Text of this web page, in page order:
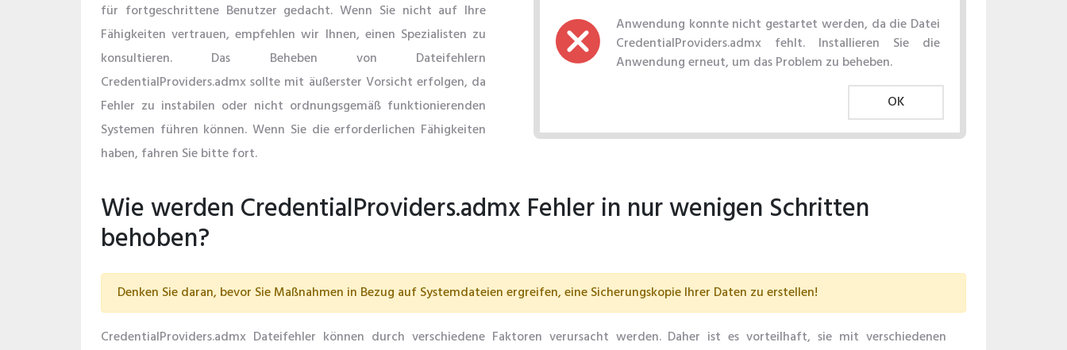
Anwendung konnte nicht gestartet werden, da die Datei
CredentialProviders.admx fehlt. Installieren Sie die
Anwendung erneut, um das Problem zu beheben.
OK
für fortgeschrittene Benutzer gedacht. Wenn Sie nicht auf Ihre
Fähigkeiten vertrauen, empfehlen wir Ihnen, einen Spezialisten zu
konsultieren. Das Beheben von Dateifehlern
CredentialProviders.admx sollte mit äußerster Vorsicht erfolgen, da
Fehler zu instabilen oder nicht ordnungsgemäß funktionierenden
Systemen führen können. Wenn Sie die erforderlichen Fähigkeiten
haben, fahren Sie bitte fort.
Wie werden CredentialProviders.admx Fehler in nur wenigen Schritten
behoben?
Denken Sie daran, bevor Sie Maßnahmen in Bezug auf Systemdateien ergreifen, eine Sicherungskopie Ihrer Daten zu erstellen!
CredentialProviders.admx Dateifehler können durch verschiedene Faktoren verursacht werden. Daher ist es vorteilhaft, sie mit verschiedenen